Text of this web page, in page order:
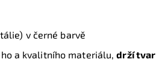
v černé barvě
a kvalitního materiálu,drží tvar